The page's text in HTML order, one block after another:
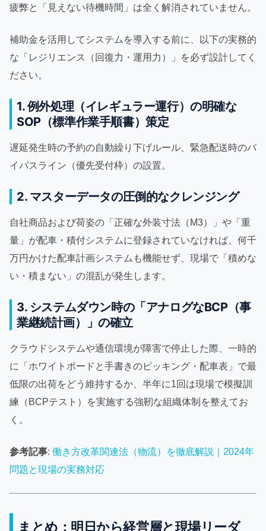
疲弊と「見えない待機時間」は全く解消されていません。
補助金を活用してシステムを導入する前に、以下の実務的
な「レジリエンス（回復力・運用力）」を必ず設計してく
ださい。
1. 例外処理（イレギュラー運行）の明確な
SOP（標準作業手順書）策定
遅延発生時の予約の自動繰り下げルール、緊急配送時のバ
イパスライン（優先受付枠）の設置。
2. マスターデータの圧倒的なクレンジング
自社商品および荷姿の「正確な外装寸法（M3）」や「重
量」が配車・積付システムに登録されていなければ、何千
万円かけた配車計画システムも機能せず、現場で「積めな
い・積まない」の混乱が発生します。
3. システムダウン時の「アナログなBCP（事
業継続計画）」の確立
クラウドシステムや通信環境が障害で停止した際、一時的
に「ホワイトボードと手書きのピッキング・配車表」で最
低限の出荷をどう維持するか、半年に1回は現場で模擬訓
練（BCPテスト）を実施する強靭な組織体制を整えてお
く。
参考記事: 働き方改革関連法（物流）を徹底解説｜2024年
問題と現場の実務対応
まとめ：明日から経営層と現場リーダ